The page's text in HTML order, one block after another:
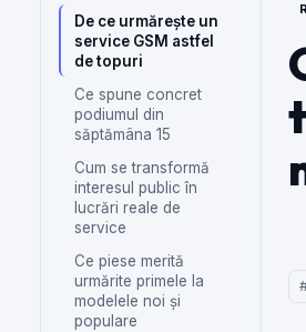
De ce urmărește un
service GSM astfel
de topuri
Ce spune concret
podiumul din
săptămâna 15
Cum se transformă
interesul public în
lucrări reale de
service
Ce piese merită
urmărite primele la
modelele noi și
populare